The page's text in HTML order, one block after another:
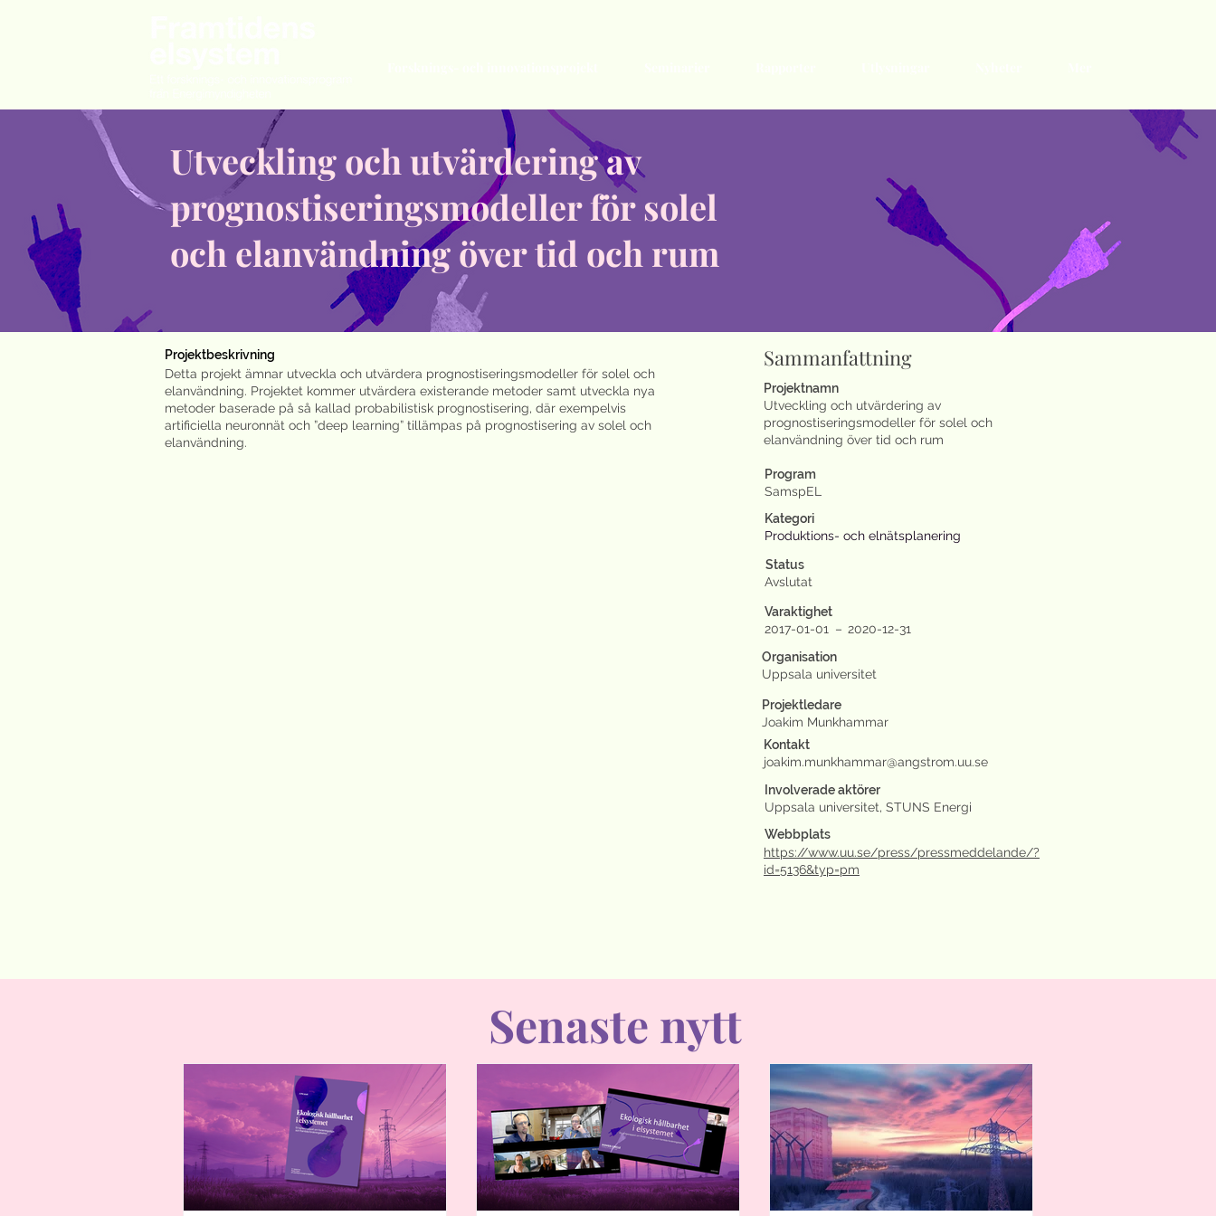
Projektbeskrivning
Detta projekt ämnar utveckla och utvärdera prognostiseringsmodeller för solel och
elanvändning. Projektet kommer utvärdera existerande metoder samt utveckla nya
metoder baserade på så kallad probabilistisk prognostisering, där exempelvis
artificiella neuronnät och ”deep learning” tillämpas på prognostisering av solel och
elanvändning.
Sammanfattning
Projektnamn
Utveckling och utvärdering av
prognostiseringsmodeller för solel och
elanvändning över tid och rum
Program
SamspEL
Kategori
Produktions- och elnätsplanering
Status
Avslutat
Varaktighet
2017-01-01
– 2020-12-31
Organisation
Uppsala universitet
Projektledare
Joakim Munkhammar
Kontakt
joakim.munkhammar@angstrom.uu.se
Involverade aktörer
Uppsala universitet, STUNS Energi
Webbplats
https://www.uu.se/press/pressmeddelande/?
id=5136&typ=pm
Utveckling och utvärdering av
prognostiseringsmodeller för solel
och elanvändning över tid och rum
Senaste nytt